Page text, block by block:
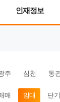
인재정보
주 심천 동
매 임대 단